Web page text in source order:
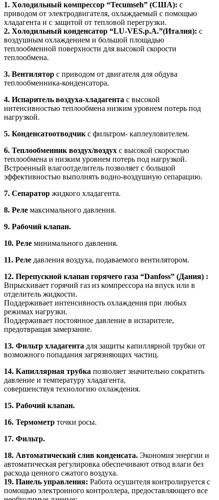
1. Холодильный компрессор “Tecumseh” (США): с
приводом от электродвигателя, охлаждаемый с помощью
хладагента и с защитой от тепловой перегрузки.
2. Холодильный конденсатор “LU-VES.p.A.”(Италия): с
воздушным охлаждением и большой площадью
теплообменной поверхности для высокой скорости
теплообмена.
3. Вентилятор с приводом от двигателя для обдува
теплообменника-конденсатора.
4. Испаритель воздуха-хладагента с высокой
интенсивностью теплообмена низким уровнем потерь под
нагрузкой.
5. Конденсатоотводчик с фильтром- каплеуловителем.
6. Теплообменник воздух/воздух с высокой скоростью
теплообмена и низким уровнем потерь под нагрузкой.
Встроенный влагоотделитель позволяет с большой
эффективностью выполнять водно-воздушную сепарацию.
7. Сепаратор жидкого хладагента.
8. Реле максимального давления.
9. Рабочий клапан.
10. Реле минимального давления.
11. Реле давления воздуха, подаваемого вентилятором.
12. Перепускной клапан горячего газа “Danfoss” (Дания) :
Впрыскивает горячий газ из компрессора на впуск или в
отделитель жидкости.
Поддерживает интенсивность охлаждения при любых
режимах нагрузки.
Поддерживает постоянное давление в испарителе,
предотвращая замерзание.
13. Фильтр хладагента для защиты капиллярной трубки от
возможного попадания загрязняющих частиц.
14. Капиллярная трубка позволяет значительно сократить
давление и температуру хладагента,
совершенствуя технологию охлаждения.
15. Рабочий клапан.
16. Термометр точки росы.
17. Фильтр.
18. Автоматический слив конденсата. Экономия энергии и
автоматическая регулировка обеспечивают отвод влаги без
расхода ценного сжатого воздуха.
19. Панель управления: Работа осушителя контролируется с
помощью электронного контроллера, предоставляющего все